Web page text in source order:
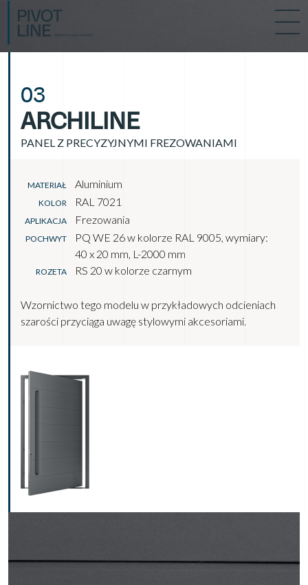
03
ARCHILINE
PANEL Z PRECYZYJNYMI FREZOWANIAMI
MATERIAŁ Aluminium
KOLOR RAL 7021
APLIKACJA Frezowania
POCHWYT
PQ WE 26 w kolorze RAL 9005, wymiary:
40 x 20 mm, L-2000 mm
ROZETA RS 20 w kolorze czarnym
Wzornictwo tego modelu w przykładowych odcieniach
szarości przyciąga uwagę stylowymi akcesoriami.